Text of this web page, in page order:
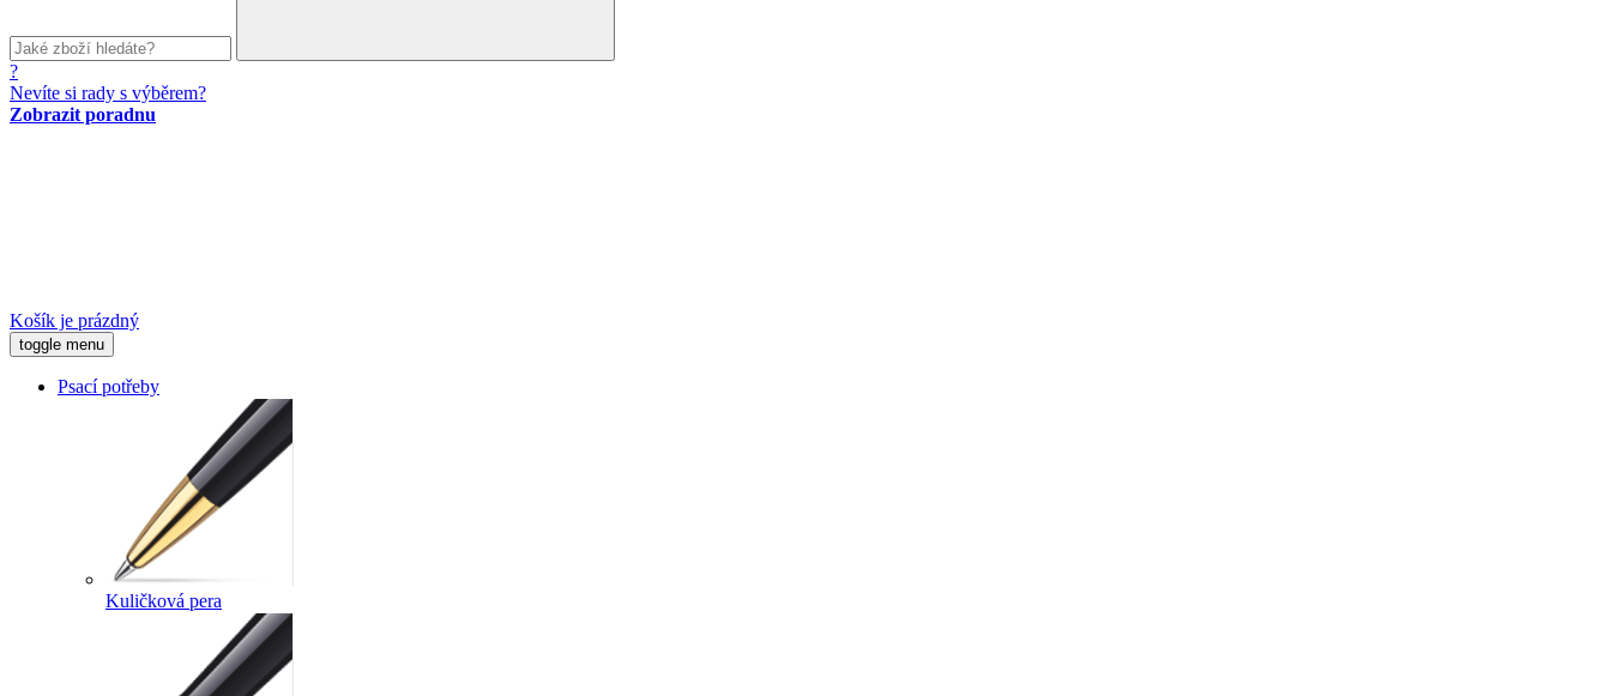
?
Nevíte si rady s výběrem?
Zobrazit poradnu
Košík je prázdný
toggle menu
Psací potřeby
Kuličková pera